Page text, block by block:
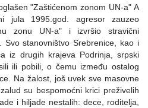
"Zaštićenom zonom UN-a" A
jula 1995.god. agresor zauzeo
zonu UN-a" i izvršio stravični
Svo stanovništvo Srebrenice, kao i
iz drugih krajeva Podrinja, srpski
ili pobili, o čemu između ostalog
Na žalost, još uvek sve masovne
su bespomoćni krici preživelih
i hiljade nestalih: dece, roditelja,